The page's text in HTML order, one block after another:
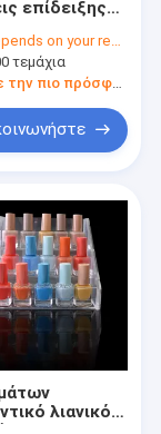
πώλησης
επίδειξης
στάσεων
on your requirements
τεμάχια
Λάβετε την πιο πρόσφατη τιμή
λιανικό